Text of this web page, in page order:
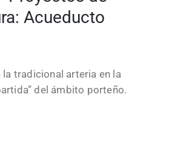
Acueducto
tradicional arteria en la
del ámbito porteño.